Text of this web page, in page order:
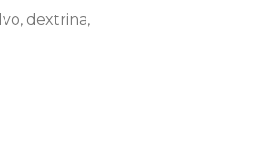
dextrina,